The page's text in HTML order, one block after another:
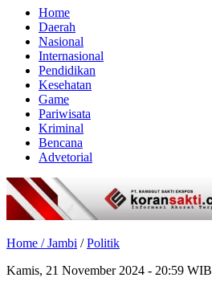
Home
Daerah
Nasional
Internasional
Pendidikan
Kesehatan
Game
Pariwisata
Kriminal
Bencana
Advetorial
Home /Jambi /Politik
Kamis, 21 November 2024 - 20:59 WIB